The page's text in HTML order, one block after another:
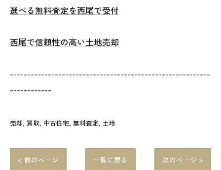
選べる無料査定を西尾で受付
西尾で信頼性の高い土地売却
----------------------------------------------------------
------------
売却 買取 中古住宅 無料査定 土地
< 前のページ 一覧に戻る 次のページ >